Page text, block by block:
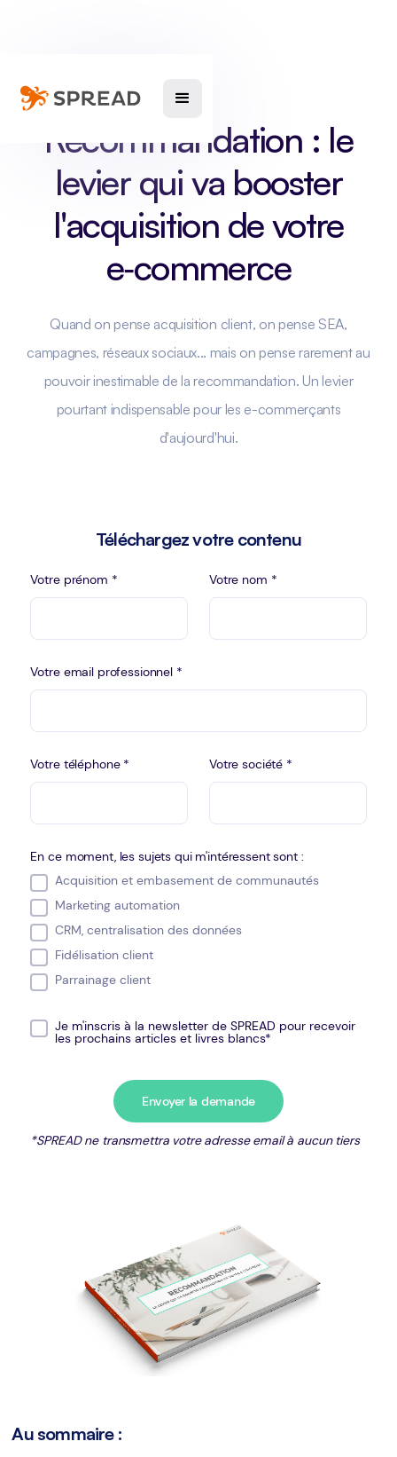
Recommandation : le
levier qui va booster
l'acquisition de votre
e‑commerce
Quand on pense acquisition client, on pense SEA,
campagnes, réseaux sociaux... mais on pense rarement au
pouvoir inestimable de la recommandation. Un levier
pourtant indispensable pour les e-commerçants
d'aujourd'hui.
Téléchargez votre contenu
Votre prénom * Votre nom *
Votre email professionnel *
Votre téléphone * Votre société *
En ce moment, les sujets qui m'intéressent sont :
Acquisition et embasement de communautés
Marketing automation
CRM, centralisation des données
Fidélisation client
Parrainage client
Je m'inscris à la newsletter de SPREAD pour recevoir
les prochains articles et livres blancs*
*SPREAD ne transmettra votre adresse email à aucun tiers
Au sommaire :